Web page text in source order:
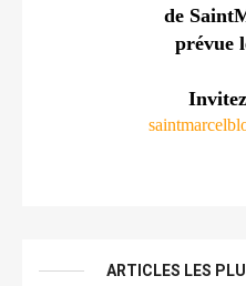
de
prévue
ARTICLES LES